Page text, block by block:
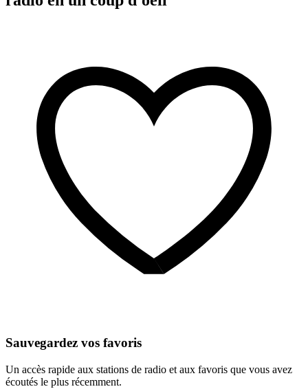
Sauvegardez vos favoris
Un accès rapide aux stations de radio et aux favoris que vous avez
écoutés le plus récemment.